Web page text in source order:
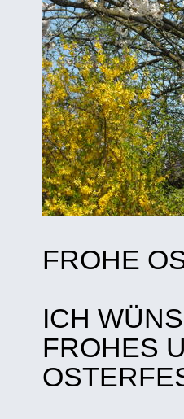
FROHE
ICH
FROHES